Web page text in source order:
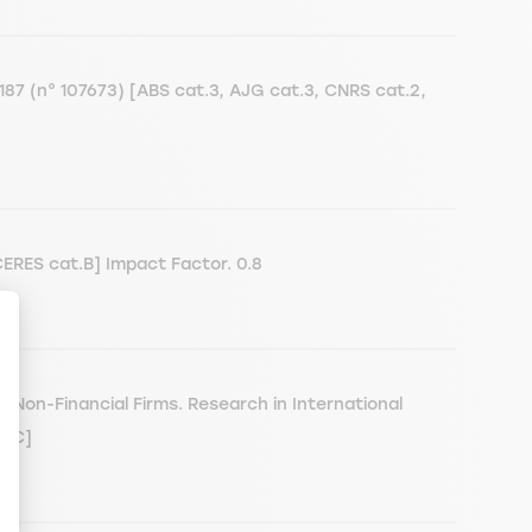
Sie Ihre Optionen an
(n° 107673) [ABS cat.3, AJG cat.3, CNRS cat.2,
cat.B] Impact Factor. 0.8
Non-Financial Firms. Research in International